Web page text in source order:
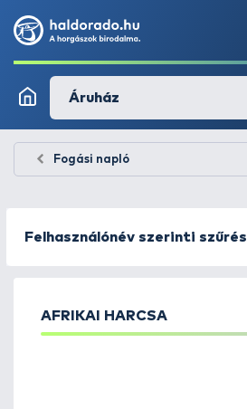
Áruház
Fogási napló
Felhasználónév szerinti szűrés
AFRIKAI HARCSA